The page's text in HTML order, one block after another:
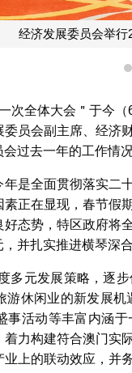
经济发展委员会举行
1
次全体大会＂于今
员会副主席、经济
过去一年的工作情
是全面贯彻落实二
正在显现，春节假
态势，特区政府将
并扎实推进横琴深
多元发展策略，逐
休闲业的新发展
事活动等丰富内涵
力构建符合澳门实
上的联动效应，并